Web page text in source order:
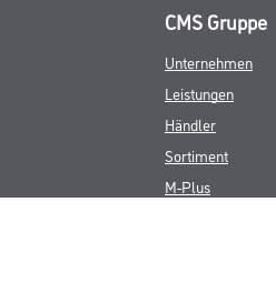
CMS Gruppe
Unternehmen
Leistungen
Händler
Sortiment
M-Plus